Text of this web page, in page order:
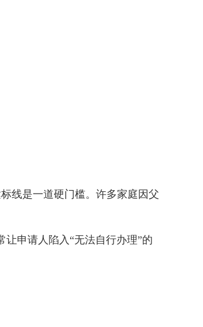
线是一道硬门槛。许多家庭因父
申请人陷入“无法自行办理”的